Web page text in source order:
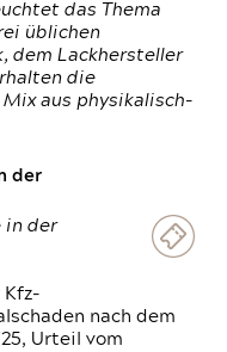
das Thema
üblichen
dem Lackhersteller
die
aus physikalisch-
der
in der
Kfz-
nach dem
25, Urteil vom